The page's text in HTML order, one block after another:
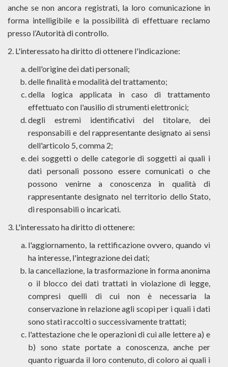
anche se non ancora registrati, la loro comunicazione in
forma intelligibile e la possibilità di effettuare reclamo
presso l’Autorità di controllo.
2. L'interessato ha diritto di ottenere l'indicazione:
dell'origine dei dati personali;
delle finalità e modalità del trattamento;
della logica applicata in caso di trattamento
effettuato con l'ausilio di strumenti elettronici;
degli estremi identificativi del titolare, dei
responsabili e del rappresentante designato ai sensi
dell'articolo 5, comma 2;
dei soggetti o delle categorie di soggetti ai quali i
dati personali possono essere comunicati o che
possono venirne a conoscenza in qualità di
rappresentante designato nel territorio dello Stato,
di responsabili o incaricati.
3. L'interessato ha diritto di ottenere:
l'aggiornamento, la rettificazione ovvero, quando vi
ha interesse, l'integrazione dei dati;
la cancellazione, la trasformazione in forma anonima
o il blocco dei dati trattati in violazione di legge,
compresi quelli di cui non è necessaria la
conservazione in relazione agli scopi per i quali i dati
sono stati raccolti o successivamente trattati;
l'attestazione che le operazioni di cui alle lettere a) e
b) sono state portate a conoscenza, anche per
quanto riguarda il loro contenuto, di coloro ai quali i